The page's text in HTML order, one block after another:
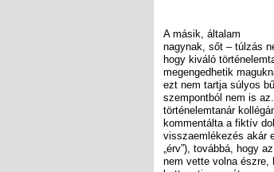
A másik, általam
nagynak, sőt – túlzás
hogy kiváló
megengedhetik
ezt nem tartja súlyos
szempontból nem is
történelemtanár
kommentálta a fiktív
visszaemlékezés akár
„érv”), továbbá, hogy
nem vette volna észre,